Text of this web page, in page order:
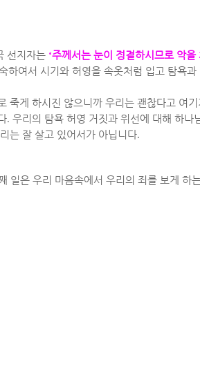
선지자는 ‘주께서는 눈이 정결하시므로 악
하여서 시기와 허영을 속옷처럼 입고 탐욕
죽게 하시진 않으니까 우리는 괜찮다고 여
. 우리의 탐욕 허영 거짓과 위선에 대해 하나
는 잘 살고 있어서가 아닙니다.
일은 우리 마음속에서 우리의 죄를 보게 하